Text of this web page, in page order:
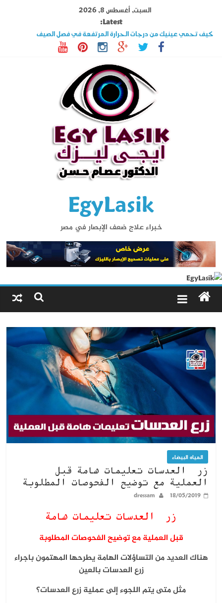
content
السبت, أغسطس 8, 2026
Latest:
كيف تحمي عينيك من درجات الحرارة المرتفعة في فصل الصيف
تصوير القرنية أهم فحوصات عملية الليزك .. اكتشف المزيد عنه
قصر النظر وطول النظر الفرق بينهما وهل الليزك علاج فعال ؟
السوبراكور تقنية تخلصك من نظارة القراءة فى دقائق تعرف على شروطها
حول العين فى الأطفال والكبار الأسباب وأحدث طرق العلاج
EgyLasik
خبراء علاج ضعف الإبصار في مصر
المياه البيضاء
زرع العدسات تعليمات هامة قبل
العملية مع توضيح الفحوصات المطلوبة
18/05/2019
dressam
زرع العدسات تعليمات هامة
قبل العملية مع توضيح الفحوصات المطلوبة
هناك العديد من التساؤلات الهامة يطرحها المهتمون باجراء
زرع العدسات بالعين
مثل متى يتم اللجوء إلى عملية زرع العدسات؟